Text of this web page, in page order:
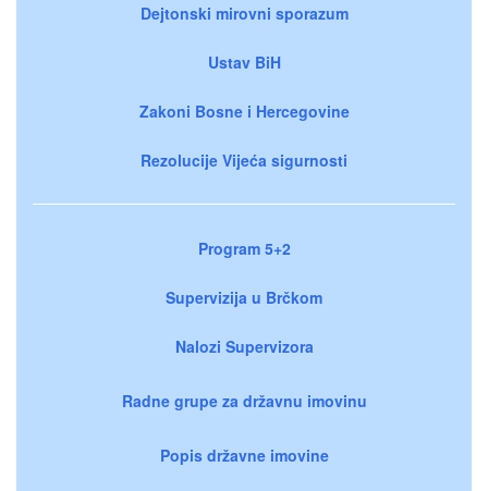
Dejtonski mirovni sporazum
Ustav BiH
Zakoni Bosne i Hercegovine
Rezolucije Vijeća sigurnosti
Program 5+2
Supervizija u Brčkom
Nalozi Supervizora
Radne grupe za državnu imovinu
Popis državne imovine